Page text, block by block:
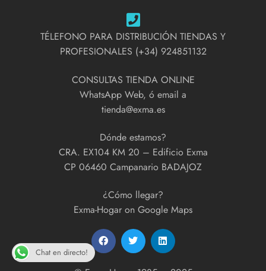
TÉLEFONO PARA DISTRIBUCIÓN TIENDAS Y
PROFESIONALES (+34) 924851132
CONSULTAS TIENDA ONLINE
WhatsApp Web, ó email a
tienda@exma.es
Dónde estamos?
CRA. EX104 KM 20 – Edificio Exma
CP 06460 Campanario BADAJOZ
¿Cómo llegar?
Exma-Hogar on Google Maps
Chat en directo!